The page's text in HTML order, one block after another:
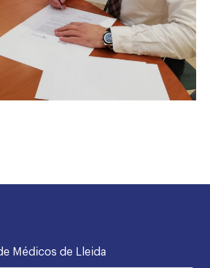
Médicos de Lleida